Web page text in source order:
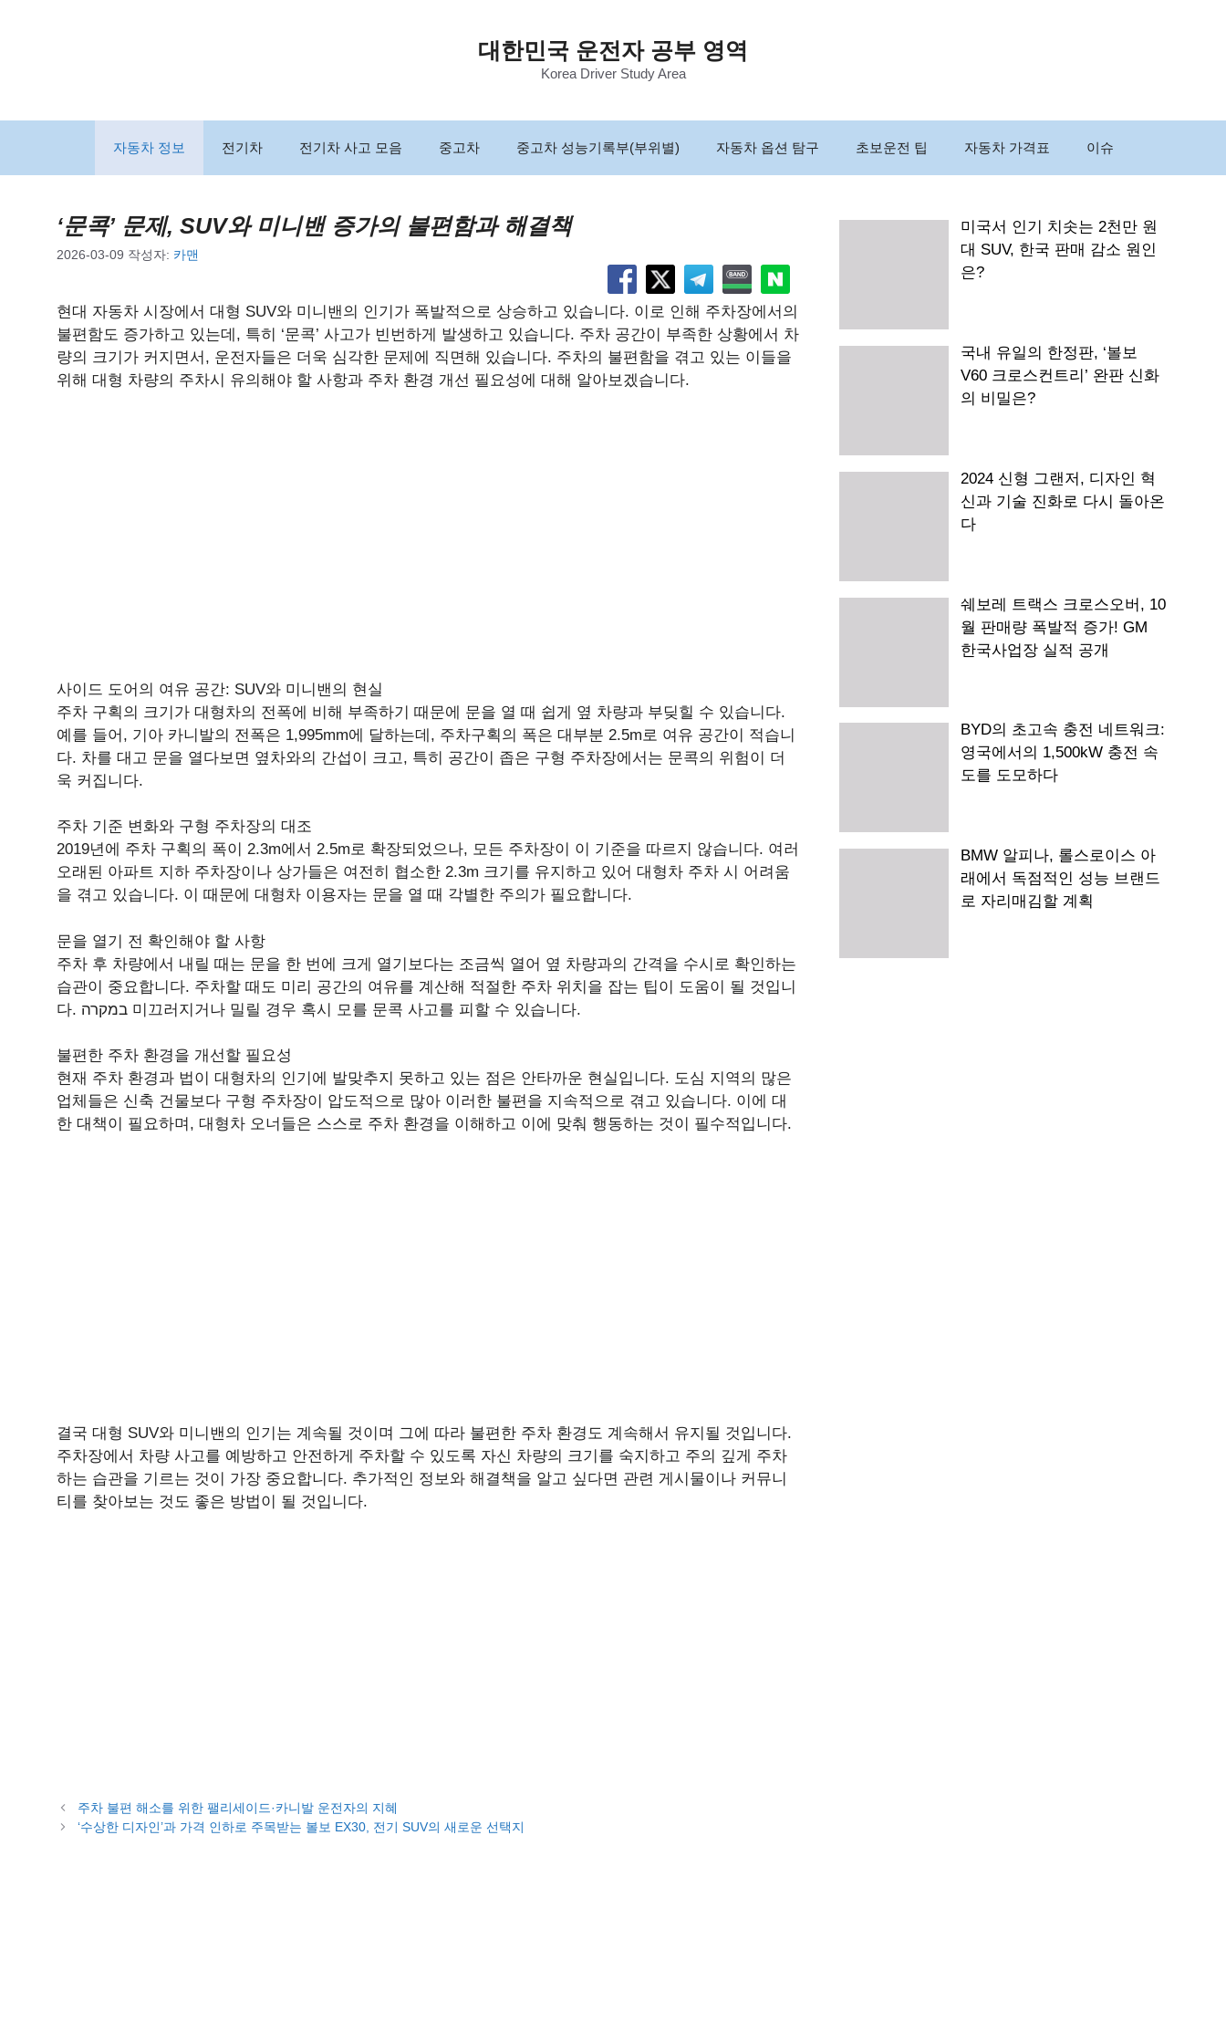
너
대한민국 운전자 공부 영역
Korea Driver Study Area
자동차 정보 전기차 전기차 사고 모음 중고차 중고차 성능기록부(부위별) 자동차 옵션 탐구 초보운전 팁 자동차 가격표 이슈
‘문콕’ 문제, SUV와 미니밴 증가의 불편함과 해결책
2026-03-09 작성자: 카맨
현대 자동차 시장에서 대형 SUV와 미니밴의 인기가 폭발적으로 상승하고 있습니다. 이로 인해 주차장에서의
불편함도 증가하고 있는데, 특히 ‘문콕’ 사고가 빈번하게 발생하고 있습니다. 주차 공간이 부족한 상황에서 차
량의 크기가 커지면서, 운전자들은 더욱 심각한 문제에 직면해 있습니다. 주차의 불편함을 겪고 있는 이들을
위해 대형 차량의 주차시 유의해야 할 사항과 주차 환경 개선 필요성에 대해 알아보겠습니다.
사이드 도어의 여유 공간: SUV와 미니밴의 현실
주차 구획의 크기가 대형차의 전폭에 비해 부족하기 때문에 문을 열 때 쉽게 옆 차량과 부딪힐 수 있습니다.
예를 들어, 기아 카니발의 전폭은 1,995mm에 달하는데, 주차구획의 폭은 대부분 2.5m로 여유 공간이 적습니
다. 차를 대고 문을 열다보면 옆차와의 간섭이 크고, 특히 공간이 좁은 구형 주차장에서는 문콕의 위험이 더
욱 커집니다.
주차 기준 변화와 구형 주차장의 대조
2019년에 주차 구획의 폭이 2.3m에서 2.5m로 확장되었으나, 모든 주차장이 이 기준을 따르지 않습니다. 여러
오래된 아파트 지하 주차장이나 상가들은 여전히 협소한 2.3m 크기를 유지하고 있어 대형차 주차 시 어려움
을 겪고 있습니다. 이 때문에 대형차 이용자는 문을 열 때 각별한 주의가 필요합니다.
문을 열기 전 확인해야 할 사항
주차 후 차량에서 내릴 때는 문을 한 번에 크게 열기보다는 조금씩 열어 옆 차량과의 간격을 수시로 확인하는
습관이 중요합니다. 주차할 때도 미리 공간의 여유를 계산해 적절한 주차 위치을 잡는 팁이 도움이 될 것입니
다. במקרה 미끄러지거나 밀릴 경우 혹시 모를 문콕 사고를 피할 수 있습니다.
불편한 주차 환경을 개선할 필요성
현재 주차 환경과 법이 대형차의 인기에 발맞추지 못하고 있는 점은 안타까운 현실입니다. 도심 지역의 많은
업체들은 신축 건물보다 구형 주차장이 압도적으로 많아 이러한 불편을 지속적으로 겪고 있습니다. 이에 대
한 대책이 필요하며, 대형차 오너들은 스스로 주차 환경을 이해하고 이에 맞춰 행동하는 것이 필수적입니다.
결국 대형 SUV와 미니밴의 인기는 계속될 것이며 그에 따라 불편한 주차 환경도 계속해서 유지될 것입니다.
주차장에서 차량 사고를 예방하고 안전하게 주차할 수 있도록 자신 차량의 크기를 숙지하고 주의 깊게 주차
하는 습관을 기르는 것이 가장 중요합니다. 추가적인 정보와 해결책을 알고 싶다면 관련 게시물이나 커뮤니
티를 찾아보는 것도 좋은 방법이 될 것입니다.
주차 불편 해소를 위한 팰리세이드·카니발 운전자의 지혜
‘수상한 디자인’과 가격 인하로 주목받는 볼보 EX30, 전기 SUV의 새로운 선택지
미국서 인기 치솟는 2천만 원
대 SUV, 한국 판매 감소 원인
은?
국내 유일의 한정판, ‘볼보
V60 크로스컨트리’ 완판 신화
의 비밀은?
2024 신형 그랜저, 디자인 혁
신과 기술 진화로 다시 돌아온
다
쉐보레 트랙스 크로스오버, 10
월 판매량 폭발적 증가! GM
한국사업장 실적 공개
BYD의 초고속 충전 네트워크:
영국에서의 1,500kW 충전 속
도를 도모하다
BMW 알피나, 롤스로이스 아
래에서 독점적인 성능 브랜드
로 자리매김할 계획